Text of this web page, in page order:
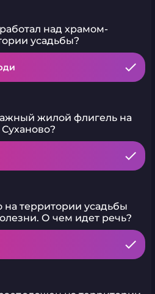
над храмом-
усадьбы?
жилой флигель на
на территории усадьбы
О чем идет речь?